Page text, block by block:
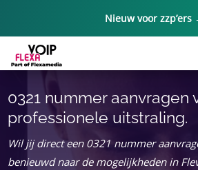
Nieuw voor zzp’ers
0321 nummer aanvragen
professionele uitstraling.
Wil jij direct een 0321 nummer
benieuwd naar de mogelijkheden in